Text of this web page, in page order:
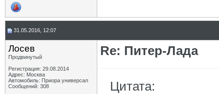
31.05.2016, 12:07
Лосев
Продвинутый
Регистрация: 29.08.2014
Адрес: Москва
Автомобиль: Приора универсал
Сообщений: 308
Re: Питер-Лада
Цитата: